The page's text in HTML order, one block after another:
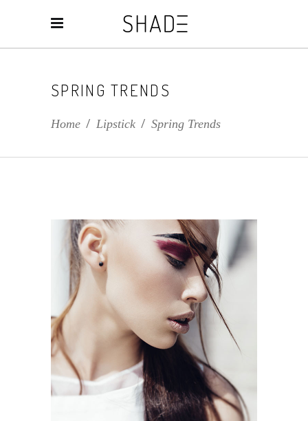
SPRING TRENDS
Home / Lipstick / Spring Trends